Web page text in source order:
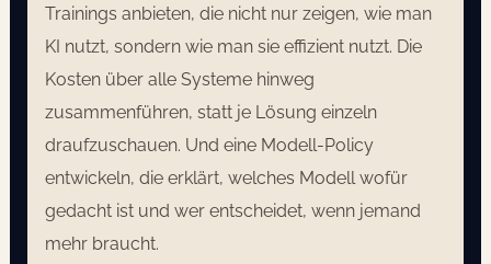
Trainings anbieten, die nicht nur zeigen, wie man
KI nutzt, sondern wie man sie effizient nutzt. Die
Kosten über alle Systeme hinweg
zusammenführen, statt je Lösung einzeln
draufzuschauen. Und eine Modell-Policy
entwickeln, die erklärt, welches Modell wofür
gedacht ist und wer entscheidet, wenn jemand
mehr braucht.